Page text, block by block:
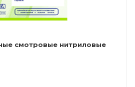
смотровые нитриловые